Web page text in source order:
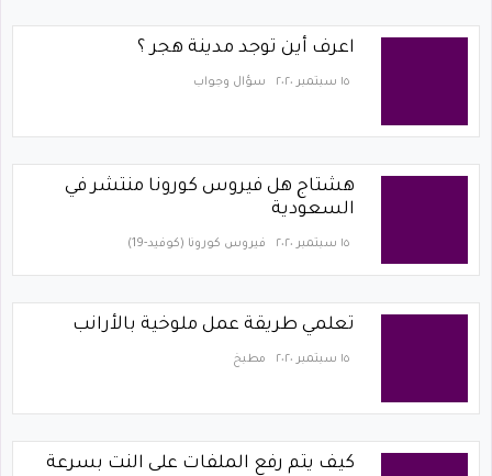
اعرف أين توجد مدينة هجر ؟
١٥ سبتمبر ٢٠٢٠ سؤال وجواب
هشتاج هل فيروس كورونا منتشر في
السعودية
١٥ سبتمبر ٢٠٢٠ فيروس كورونا (كوفيد-19)‏
تعلمي طريقة عمل ملوخية بالأرانب
١٥ سبتمبر ٢٠٢٠ مطبخ
كيف يتم رفع الملفات على النت بسرعة